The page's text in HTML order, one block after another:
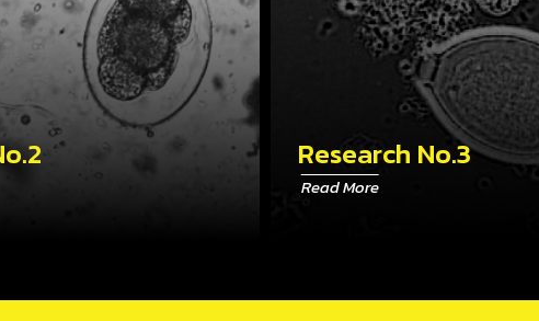
Research No.3
Read More